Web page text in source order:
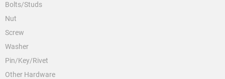
Bolts/Studs
Nut
Screw
Washer
Pin/Key/Rivet
Other Hardware